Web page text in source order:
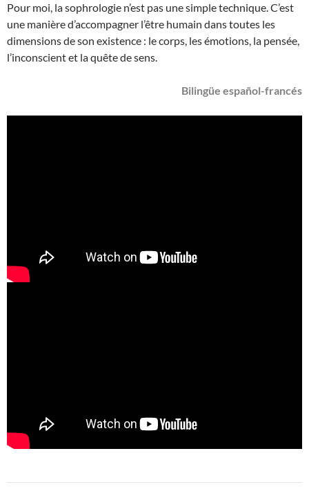
Pour moi, la sophrologie n’est pas une simple technique. C’est
une manière d’accompagner l’être humain dans toutes les
dimensions de son existence : le corps, les émotions, la pensée,
l’inconscient et la quête de sens.
Bilingüe español-francés